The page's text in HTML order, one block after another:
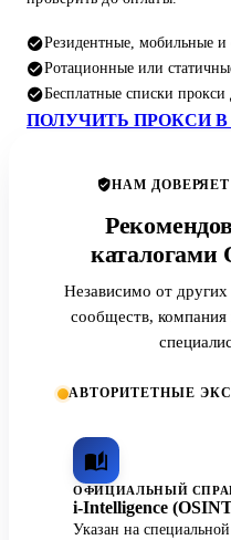
Резидентные, мобильные и
Ротационные или
Бесплатные списки прокси
ПОЛУЧИТЬ ПРОКСИ В
НАМ
каталогами
Независимо от
сообществ,
АВТОРИТЕТНЫЕ
ОФИЦИАЛЬНЫЙ
i-Intelligence
Указан на